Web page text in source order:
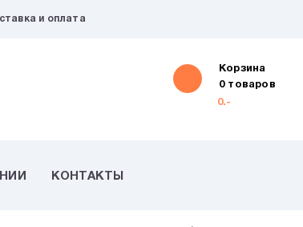
и оплата
Корзина
0 товаров
0.-
КОНТАКТЫ